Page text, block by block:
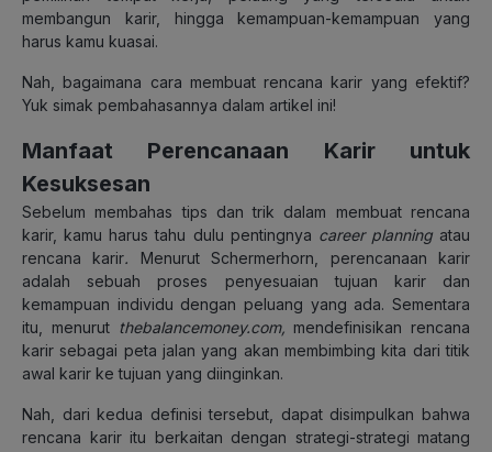
membangun karir, hingga kemampuan-kemampuan yang
harus kamu kuasai.
Nah, bagaimana cara membuat rencana karir yang efektif?
Yuk simak pembahasannya dalam artikel ini!
Manfaat Perencanaan Karir untuk
Kesuksesan
Sebelum membahas tips dan trik dalam membuat rencana
karir, kamu harus tahu dulu pentingnya career planning atau
rencana karir. Menurut Schermerhorn, perencanaan karir
adalah sebuah proses penyesuaian tujuan karir dan
kemampuan individu dengan peluang yang ada. Sementara
itu, menurut thebalancemoney.com, mendefinisikan rencana
karir sebagai peta jalan yang akan membimbing kita dari titik
awal karir ke tujuan yang diinginkan.
Nah, dari kedua definisi tersebut, dapat disimpulkan bahwa
rencana karir itu berkaitan dengan strategi-strategi matang